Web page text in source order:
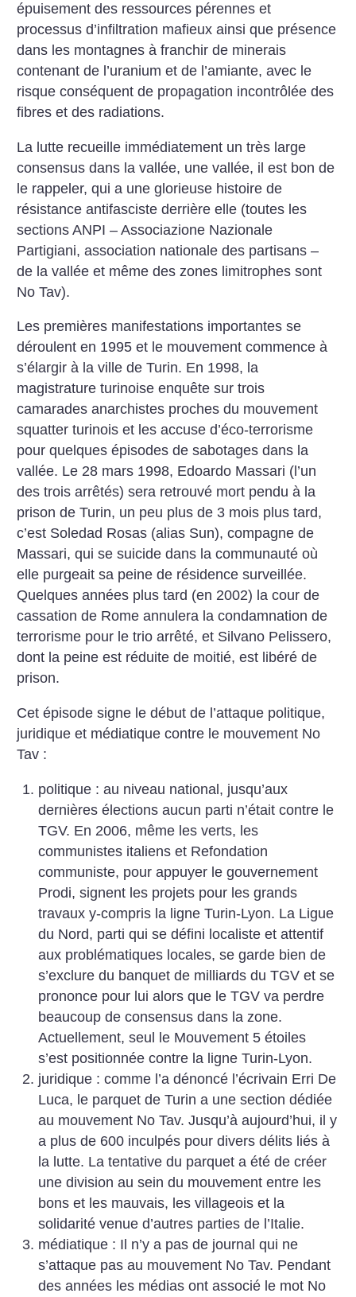
épuisement des ressources pérennes et
processus d’infiltration mafieux ainsi que présence
dans les montagnes à franchir de minerais
contenant de l’uranium et de l’amiante, avec le
risque conséquent de propagation incontrôlée des
fibres et des radiations.
La lutte recueille immédiatement un très large
consensus dans la vallée, une vallée, il est bon de
le rappeler, qui a une glorieuse histoire de
résistance antifasciste derrière elle (toutes les
sections ANPI – Associazione Nazionale
Partigiani, association nationale des partisans –
de la vallée et même des zones limitrophes sont
No Tav).
Les premières manifestations importantes se
déroulent en 1995 et le mouvement commence à
s’élargir à la ville de Turin. En 1998, la
magistrature turinoise enquête sur trois
camarades anarchistes proches du mouvement
squatter turinois et les accuse d’éco-terrorisme
pour quelques épisodes de sabotages dans la
vallée. Le 28 mars 1998, Edoardo Massari (l’un
des trois arrêtés) sera retrouvé mort pendu à la
prison de Turin, un peu plus de 3 mois plus tard,
c’est Soledad Rosas (alias Sun), compagne de
Massari, qui se suicide dans la communauté où
elle purgeait sa peine de résidence surveillée.
Quelques années plus tard (en 2002) la cour de
cassation de Rome annulera la condamnation de
terrorisme pour le trio arrêté, et Silvano Pelissero,
dont la peine est réduite de moitié, est libéré de
prison.
Cet épisode signe le début de l’attaque politique,
juridique et médiatique contre le mouvement No
Tav :
politique : au niveau national, jusqu’aux
dernières élections aucun parti n’était contre le
TGV. En 2006, même les verts, les
communistes italiens et Refondation
communiste, pour appuyer le gouvernement
Prodi, signent les projets pour les grands
travaux y-compris la ligne Turin-Lyon. La Ligue
du Nord, parti qui se défini localiste et attentif
aux problématiques locales, se garde bien de
s’exclure du banquet de milliards du TGV et se
prononce pour lui alors que le TGV va perdre
beaucoup de consensus dans la zone.
Actuellement, seul le Mouvement 5 étoiles
s’est positionnée contre la ligne Turin-Lyon.
juridique : comme l’a dénoncé l’écrivain Erri De
Luca, le parquet de Turin a une section dédiée
au mouvement No Tav. Jusqu’à aujourd’hui, il y
a plus de 600 inculpés pour divers délits liés à
la lutte. La tentative du parquet a été de créer
une division au sein du mouvement entre les
bons et les mauvais, les villageois et la
solidarité venue d’autres parties de l’Italie.
médiatique : Il n’y a pas de journal qui ne
s’attaque pas au mouvement No Tav. Pendant
des années les médias ont associé le mot No